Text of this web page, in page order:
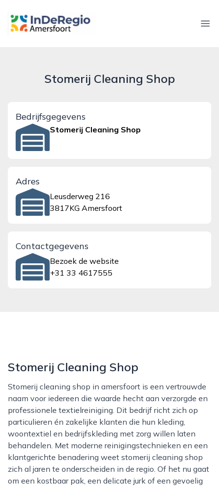
inderegioamersfoort.nl
Stomerij Cleaning Shop
Bedrijfsgegevens
Stomerij Cleaning Shop
Adres
Leusderweg 216
3817KG Amersfoort
Contactgegevens
Bezoek de website
+31 33 4617555
Stomerij Cleaning Shop
Stomerij cleaning shop in amersfoort is een vertrouwde
naam voor iedereen die waarde hecht aan verzorgde en
professionele textielreiniging. Dit bedrijf richt zich op
particulieren én zakelijke klanten die hun kleding,
woontextiel en bedrijfskleding met zorg willen laten
behandelen. Met moderne reinigingstechnieken en een
klantgerichte benadering weet stomerij cleaning shop
zich al jaren te onderscheiden in de regio. Of het nu gaat
om een kostbaar pak, een delicate jurk of een gevoelig